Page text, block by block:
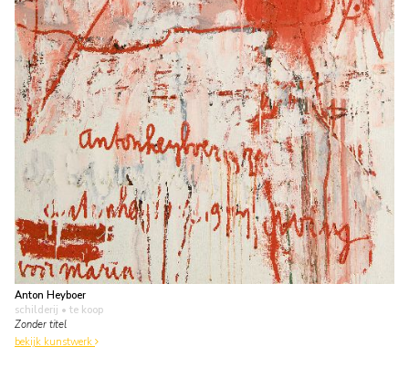
Anton Heyboer
schilderij • te koop
Zonder titel
bekijk kunstwerk